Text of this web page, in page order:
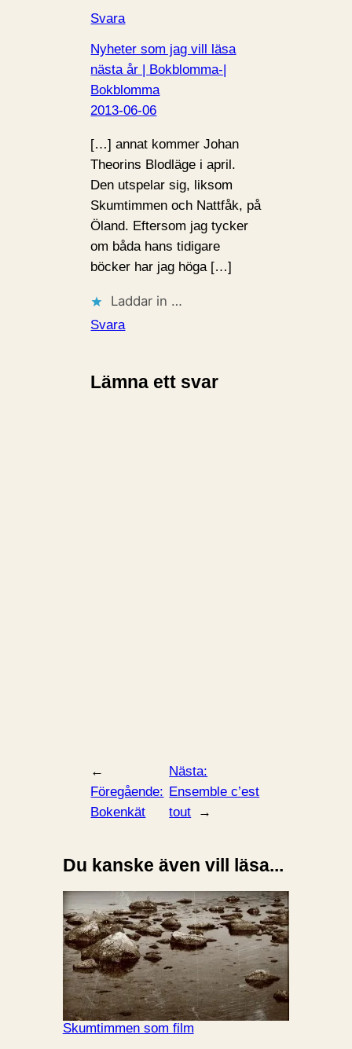
Svara
Nyheter som jag vill läsa
nästa år | Bokblomma-|
Bokblomma
2013-06-06
[…] annat kommer Johan
Theorins Blodläge i april.
Den utspelar sig, liksom
Skumtimmen och Nattfåk, på
Öland. Eftersom jag tycker
om båda hans tidigare
böcker har jag höga […]
Laddar in …
Svara
Lämna ett svar
←
Föregående:
Bokenkät
Nästa:
Ensemble c’est
tout
→
Du kanske även vill läsa...
Skumtimmen som film